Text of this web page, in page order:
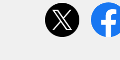
twitter